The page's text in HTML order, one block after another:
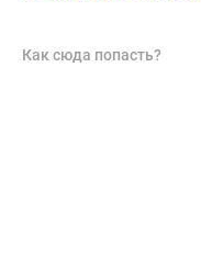
Как сюда попасть?